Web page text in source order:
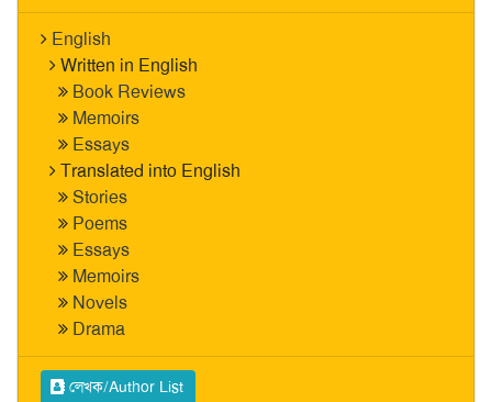
English
Written in English
Book Reviews
Memoirs
Essays
Translated into English
Stories
Poems
Essays
Memoirs
Novels
Drama
লেখক/Author List